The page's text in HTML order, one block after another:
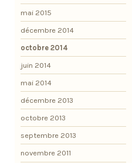
mai 2015
décembre 2014
octobre 2014
juin 2014
mai 2014
décembre 2013
octobre 2013
septembre 2013
novembre 2011